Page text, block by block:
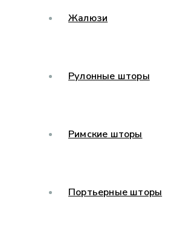
Жалюзи
Рулонные шторы
Римские шторы
Портьерные шторы